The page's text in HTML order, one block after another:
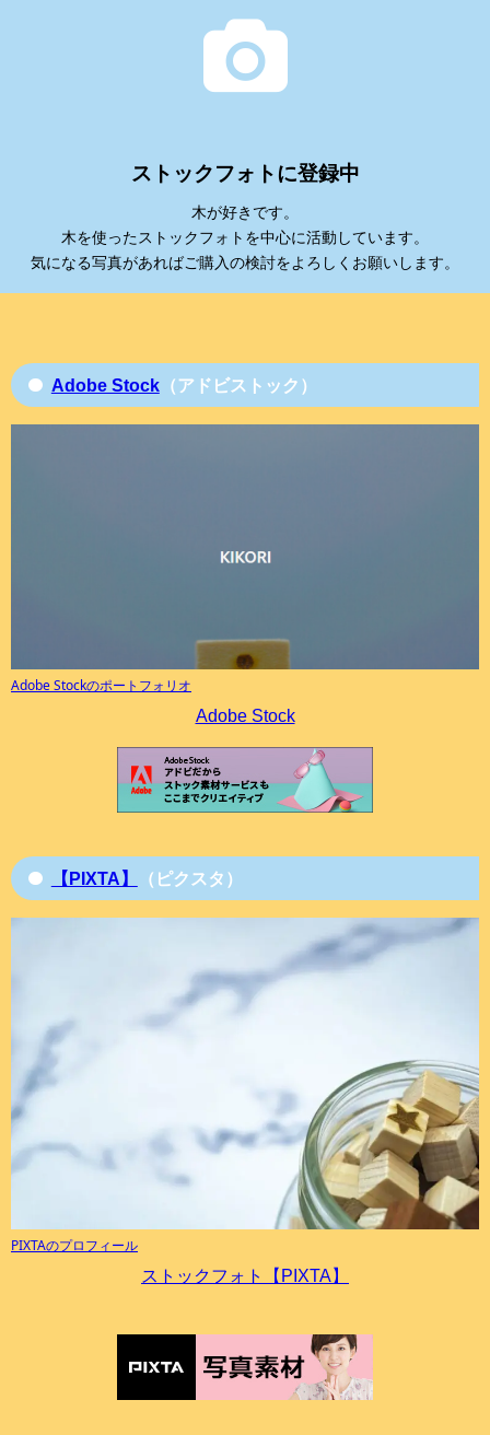
ストックフォトに登録中
木が好きです。
木を使ったストックフォトを中心に活動しています。
気になる写真があればご購入の検討をよろしくお願いします。
Adobe Stock（アドビストック）
Adobe Stockのポートフォリオ
Adobe Stock
【PIXTA】 （ピクスタ）
PIXTAのプロフィール
ストックフォト【PIXTA】